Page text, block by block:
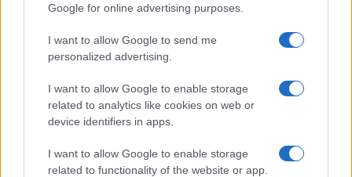
Google for online advertising purposes.
I want to allow Google to send me
personalized advertising.
I want to allow Google to enable storage
related to analytics like cookies on web or
device identifiers in apps.
I want to allow Google to enable storage
related to functionality of the website or app.